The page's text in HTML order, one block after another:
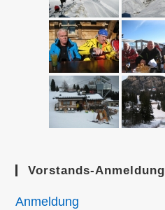
Vorstands-Anmeldung
Anmeldung